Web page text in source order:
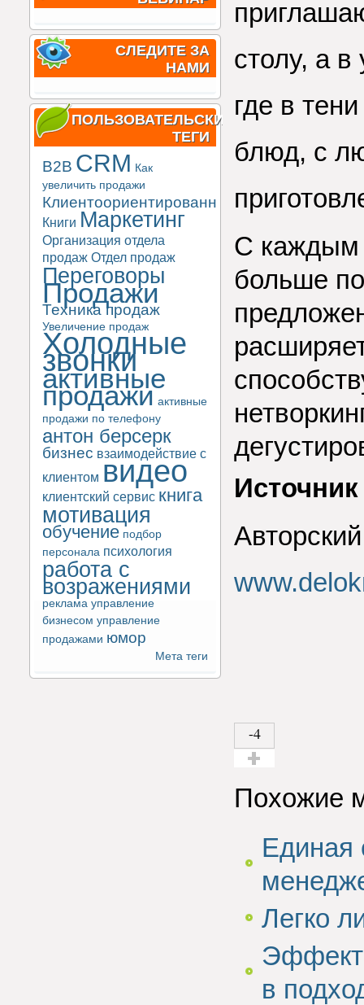
СЛЕДИТЕ ЗА
НАМИ
ПОЛЬЗОВАТЕЛЬСКИЕ
ТЕГИ
B2B CRM Как
увеличить продажи
Клиентоориентированность
Книги Маркетинг
Организация отдела
продаж Отдел продаж
Переговоры
Продажи
Техника продаж
Увеличение продаж
Холодные
звонки
активные
продажи активные
продажи по телефону
антон берсерк
бизнес взаимодействие с
клиентом видео
клиентский сервис книга
мотивация
обучение подбор
персонала психология
работа с
возражениями
реклама управление
бизнесом управление
продажами юмор
Мета теги
столу, а
где в
блюд, с
С каждым
больше
-4
Похожие
Eдиная
Легко
в